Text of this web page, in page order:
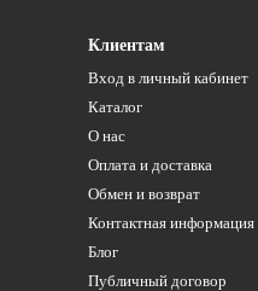
Клиентам
Вход в личный кабинет
Каталог
О нас
Оплата и доставка
Обмен и возврат
Контактная информация
Блог
Публичный договор